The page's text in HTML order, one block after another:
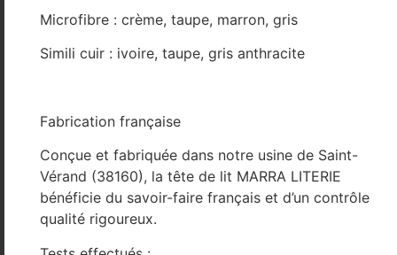
Microfibre : crème, taupe, marron, gris
Simili cuir : ivoire, taupe, gris anthracite
Fabrication française
Conçue et fabriquée dans notre usine de Saint-
Vérand (38160), la tête de lit MARRA LITERIE
bénéficie du savoir-faire français et d’un contrôle
qualité rigoureux.